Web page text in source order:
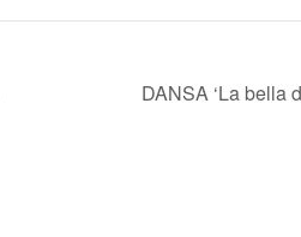
DANSA ‘La bella